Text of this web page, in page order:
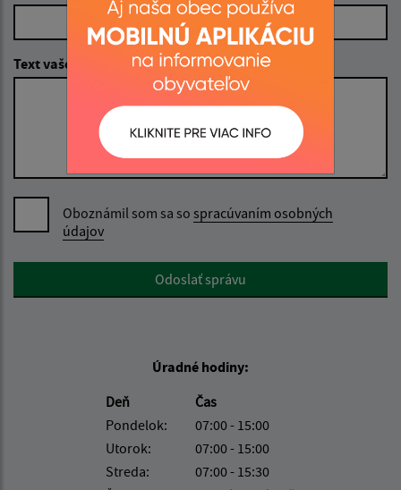
Text vašej správy (povinné)
Oboznámil som sa so spracúvaním osobných
údajov
Google reCaptcha ResponseOdoslať správu
Úradné hodiny:
Deň
Čas
Pondelok:
07:00 - 15:00
Utorok:
07:00 - 15:00
Streda:
07:00 - 15:30